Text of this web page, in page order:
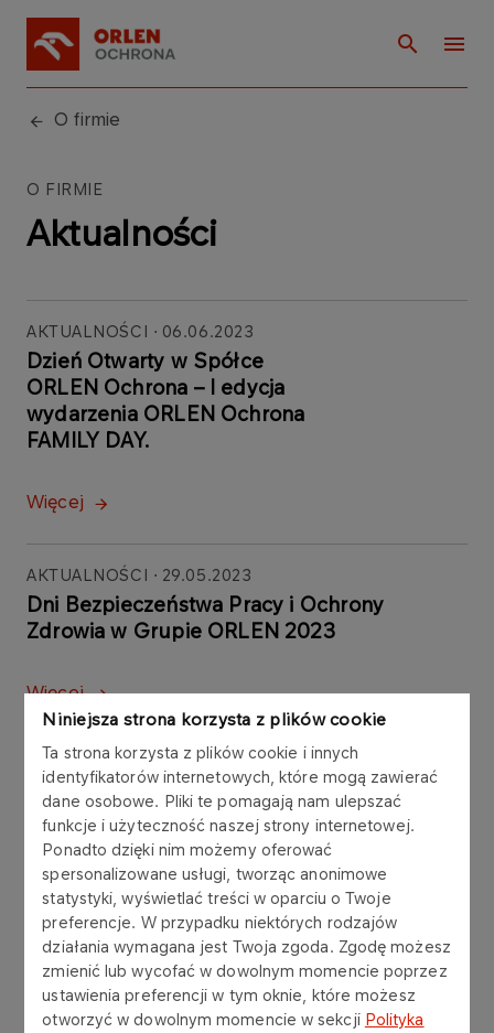
Niniejsza strona korzysta z plików cookie
Ta strona korzysta z plików cookie i innych
identyfikatorów internetowych, które mogą zawierać
dane osobowe. Pliki te pomagają nam ulepszać
funkcje i użyteczność naszej strony internetowej.
Ponadto dzięki nim możemy oferować
spersonalizowane usługi, tworząc anonimowe
statystyki, wyświetlać treści w oparciu o Twoje
preferencje. W przypadku niektórych rodzajów
działania wymagana jest Twoja zgoda. Zgodę możesz
zmienić lub wycofać w dowolnym momencie poprzez
ustawienia preferencji w tym oknie, które możesz
otworzyć w dowolnym momencie w sekcji Polityka
O firmie
O FIRMIE
Aktualności
AKTUALNOŚCI 06.06.2023
Dzień Otwarty w Spółce
ORLEN Ochrona – I edycja
wydarzenia ORLEN Ochrona
FAMILY DAY.
Więcej
AKTUALNOŚCI 29.05.2023
Dni Bezpieczeństwa Pracy i Ochrony
Zdrowia w Grupie ORLEN 2023
Więcej
AKTUALNOŚCI 26.05.2023
Rodzinne Targi Pracy w
Sochaczewie
Więcej
AKTUALNOŚCI 24.05.2023
Regionalne Targi Pracy 2023 w Moście –
oddział Czechy